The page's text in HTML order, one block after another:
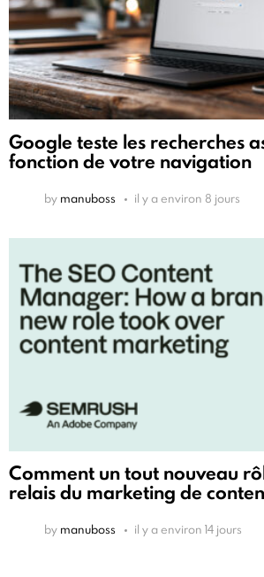
Google teste les recherches
fonction de votre navigation
by manuboss il y a environ 8 jours
Comment un tout nouveau
relais du marketing de
by manuboss il y a environ 14 jours